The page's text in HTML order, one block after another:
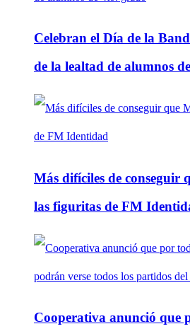
Celebran el Día de la
de la lealtad de alumnos
Más difíciles de conseguir
las figuritas de FM
Cooperativa anunció que